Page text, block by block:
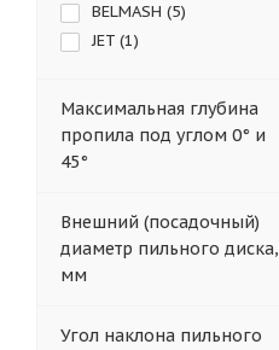
BELMASH (5)
JET (1)
Максимальная глубина
пропила под углом 0° и
45°
Внешний (посадочный)
диаметр пильного диска,
мм
Угол наклона пильного